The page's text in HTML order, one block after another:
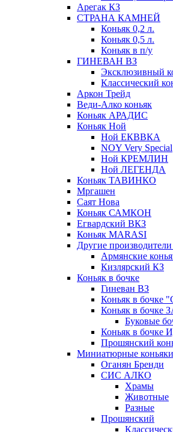
Арегак КЗ
СТРАНА КАМНЕЙ
Коньяк 0,2 л.
Коньяк 0,5 л.
Коньяк в п/у
ГИНЕВАН ВЗ
Эксклюзивный
Классический
Аркон Трейд
Веди-Алко коньяк
Коньяк АРАДИС
Коньяк Ной
Ной ЕКВВКА
NOY Very Special
Ной КРЕМЛИН
Ной ЛЕГЕНДА
Коньяк ТАВИНКО
Мргашен
Саят Нова
Коньяк САМКОН
Егвардский ВКЗ
Коньяк MARASI
Другие производители
Армянские
Кизлярский КЗ
Коньяк в бочке
Гиневан ВЗ
Коньяк в
Коньяк в
Буковые
Коньяк в бочке
Прошянский
Миниатюрные коньяки
Оганян Бренди
СИС АЛКО
Храмы
Животные
Разные
Прошянский